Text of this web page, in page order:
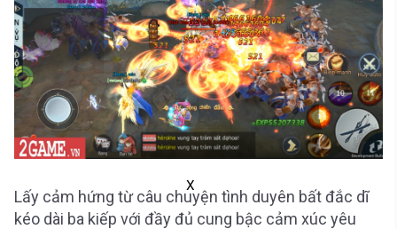
X
Lấy cảm hứng từ câu chuyện tình duyên bất đắc dĩ
kéo dài ba kiếp với đầy đủ cung bậc cảm xúc yêu